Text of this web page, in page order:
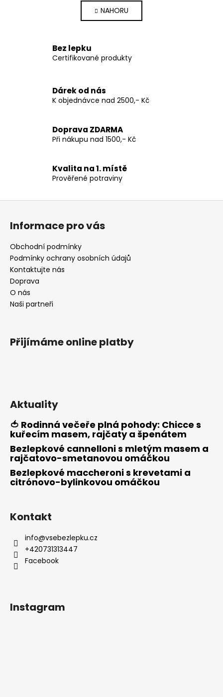
l
á
c
v
v
ý
i
s
á
n
k
n
NAHORU
Bez lepku
Certifikované produkty
Dárek od nás
K objednávce nad 2500,- Kč
Doprava ZDARMA
Při nákupu nad 1500,- Kč
Kvalita na 1. místě
Prověřené potraviny
Informace pro vás
Obchodní podmínky
Podmínky ochrany osobních údajů
Kontaktujte nás
Doprava
O nás
Naši partneři
Přijímáme online platby
Aktuality
🍅 Rodinná večeře plná pohody: Chicce s
kuřecím masem, rajčaty a špenátem
Bezlepkové cannelloni s mletým masem a
rajčatovo-smetanovou omáčkou
Bezlepkové maccheroni s krevetami a
citrónovo-bylinkovou omáčkou
Kontakt
info@vsebezlepku.cz
+420731313447
Facebook
Instagram